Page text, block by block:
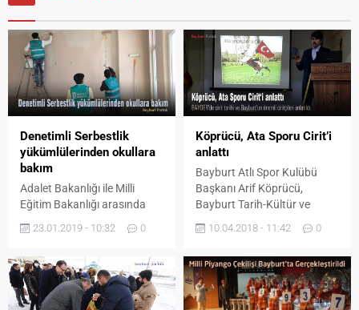
Denetimli Serbestlik
yükümlülerinden okullara
bakım
Adalet Bakanlığı ile Milli
Eğitim Bakanlığı arasında
Serbestlik yükümlüleri
onarım ve temizliğini
gerçekleştiriyor. Denetimli
serbestlik uygulamasından
23.01.2019 - 10:32 0
Köprücü, Ata Sporu Cirit’i
anlattı
Bayburt Atlı Spor Kulübü
Başkanı Arif Köprücü,
Bayburt Tarih-Kültür ve
her hafta düzenlenen kültür
Kültüründe At ve Ciritin
Önemi” adlı bir sunum yaptı.
Göçebe bir kültürden gelen
10.04.2018 - 11:42 0